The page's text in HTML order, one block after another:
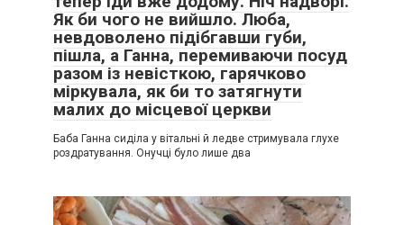
Як би чого не вийшло. Люба,
невдоволено підібгавши губи,
пішла, а Ганна, перемиваючи посуд
разом із невісткою, гарячково
міркувала, як би то затягнути
малих до місцевої церкви
Баба Ганна сиділа у вітальні й ледве стримувала глухе
роздратування. Онучці було лише два